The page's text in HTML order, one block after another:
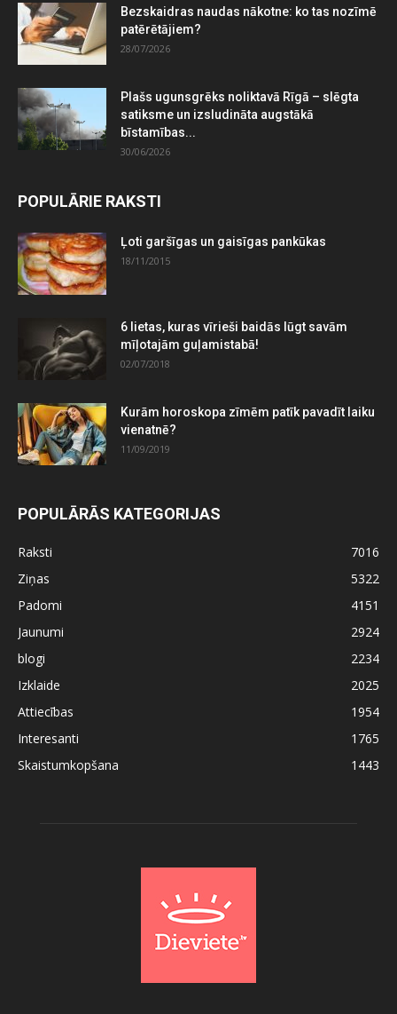
Bezskaidras naudas nākotne: ko tas nozīmē
patērētājiem?
28/07/2026
Plašs ugunsgrēks noliktavā Rīgā – slēgta
satiksme un izsludināta augstākā
bīstamības...
30/06/2026
POPULĀRIE RAKSTI
Ļoti garšīgas un gaisīgas pankūkas
18/11/2015
6 lietas, kuras vīrieši baidās lūgt savām
mīļotajām guļamistabā!
02/07/2018
Kurām horoskopa zīmēm patīk pavadīt laiku
vienatnē?
11/09/2019
POPULĀRĀS KATEGORIJAS
Raksti
7016
Ziņas
5322
Padomi
4151
Jaunumi
2924
blogi
2234
Izklaide
2025
Attiecības
1954
Interesanti
1765
Skaistumkopšana
1443